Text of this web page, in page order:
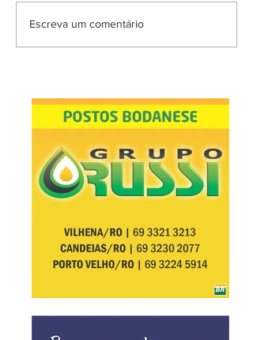
Escreva um comentário